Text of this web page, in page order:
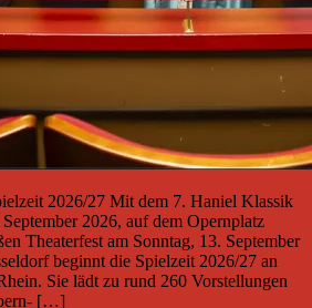
2026/27 Mit dem 7. Haniel Klassik
2026, auf dem Opernplatz
Theaterfest am Sonntag, 13. September
beginnt die Spielzeit 2026/27 an
Sie lädt zu rund 260 Vorstellungen
[…]